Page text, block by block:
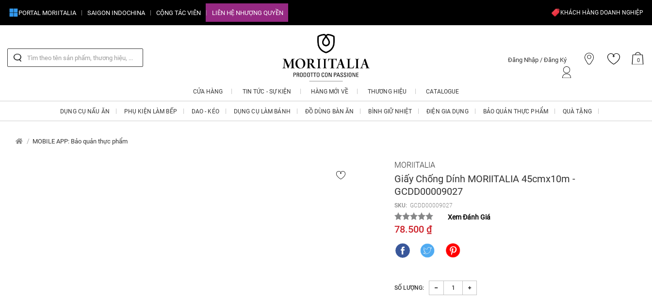
PORTAL MORIITALIA SAIGON INDOCHINA CỘNG TÁC VIÊN LIÊN HỆ NHƯỢNG QUYỀN KHÁCH HÀNG DOANH NGHIỆP
Đăng Nhập / Đăng Ký 0
CỬA HÀNG TIN TỨC - SỰ KIỆN HÀNG MỚI VỀ THƯƠNG HIỆU CATALOGUE
DỤNG CỤ NẤU ĂN PHỤ KIỆN LÀM BẾP DAO - KÉO DỤNG CỤ LÀM BÁNH ĐỒ DÙNG BÀN ĂN BÌNH GIỮ NHIỆT ĐIỆN GIA DỤNG BẢO QUẢN THỰC PHẨM QUÀ TẶNG
MOBILE APP: Bảo quản thực phẩm
MORIITALIA
Giấy Chống Dính MORIITALIA 45cmx10m -
GCDD00009027
SKU: GCDD00009027
Xem Đánh Giá
78.500 ₫
SỐ LƯỢNG: